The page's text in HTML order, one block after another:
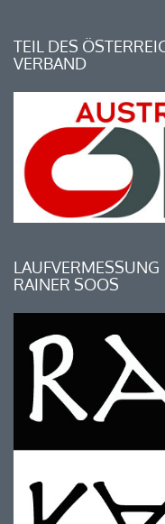
TEIL DES
VERBAND
LAUFVERMESSUNG
RAINER SOOS